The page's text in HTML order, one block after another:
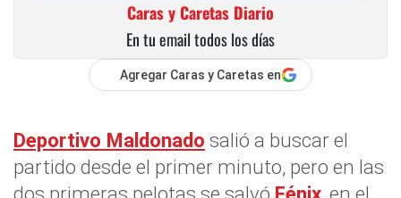
Caras y Caretas Diario
En tu email todos los días
Agregar Caras y Caretas en
Deportivo Maldonado salió a buscar el
partido desde el primer minuto, pero en las